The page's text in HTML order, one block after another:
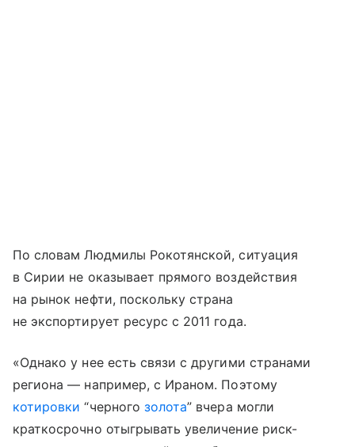
По словам Людмилы Рокотянской, ситуация
в Сирии не оказывает прямого воздействия
на рынок нефти, поскольку страна
не экспортирует ресурс с 2011 года.
«Однако у нее есть связи с другими странами
региона — например, с Ираном. Поэтому
котировки “черного золота” вчера могли
краткосрочно отыгрывать увеличение риск-